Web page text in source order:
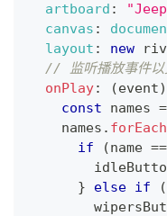
artboard :
canvas :
layout : new
// 监听播放事件以
onPlay: (event)
const names =
    names
. forEach
if
(name
}
else if (